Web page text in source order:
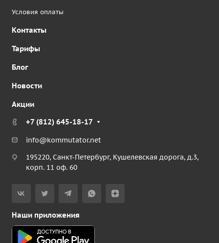
Условия оплаты
Контакты
Тарифы
Блог
Новости
Акции
+7 (812) 645-18-17
info@kommutator.net
195220, Санкт-Петербург, Кушелевская дорога, д.3,
корп. 11 оф. 60
Наши приложения